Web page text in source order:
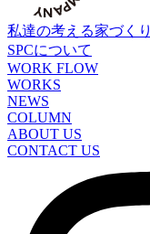
私達の考える家づくり
SPCについて
WORK FLOW
WORKS
NEWS
COLUMN
ABOUT US
CONTACT US